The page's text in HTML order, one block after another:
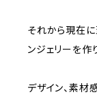
それから現在に
ンジェリーを作
デザイン、素材